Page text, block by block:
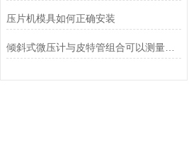
压片机模具如何正确安装
倾斜式微压计与皮特管组合可以测量气体流速